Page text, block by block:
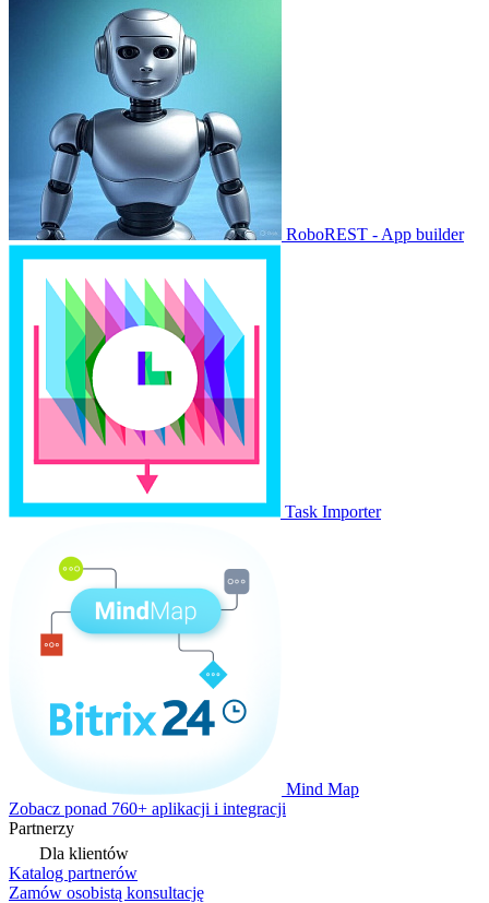
RoboREST - App builder
Task Importer
Mind Map
Zobacz ponad 760+ aplikacji i integracji
Partnerzy
Dla klientów
Katalog partnerów
Zamów osobistą konsultację